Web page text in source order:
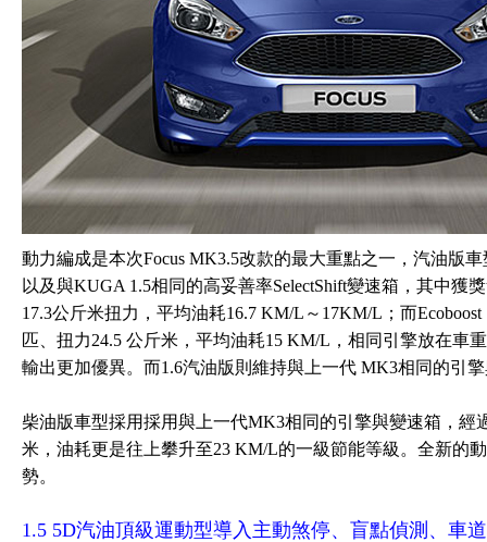
動力編成是本次Focus MK3.5改款的最大重點之一，汽油版車
以及與KUGA 1.5相同的高妥善率SelectShift變速箱，其中獲
17.3公斤米扭力，平均油耗16.7 KM/L～17KM/L；而
匹、扭力24.5 公斤米，平均油耗15 KM/L，相同引擎放在車
輸出更加優異。而1.6汽油版則維持與上一代 MK3相同的引
柴油版車型採用採用與上一代MK3相同的引擎與變速箱，經
米，油耗更是往上攀升至23 KM/L的一級節能等級。全新的
勢。
1.5 5D汽油頂級運動型導入主動煞停、盲點偵測、車